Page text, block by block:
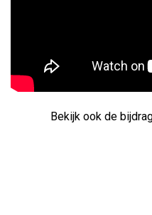
Bekijk ook de